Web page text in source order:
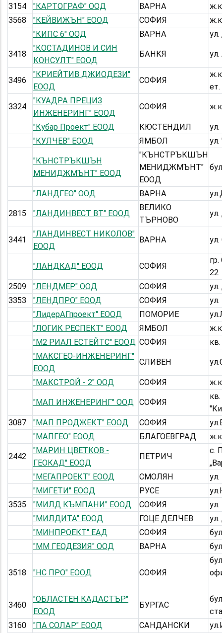
3154 "КАРТОГРАФ" ООД ВАРНА
3568
"КЕЙВИЖЪН" ЕООД СОФИЯ
"КИПС 6" ООД
ВАРНА ул.
3418
"КОСТАДИНОВ И СИН
КОНСУЛТ" ЕООД
БАНКЯ
3496
"КРИЕЙТИВ ДЖИОДЕЗИ"
ЕООД
СОФИЯ
ет.
3324
"КУАДРА ПРЕЦИЗ
ИНЖЕНЕРИНГ" ЕООД
СОФИЯ
"Кубар Проект" ЕООД КЮСТЕНДИЛ
"КУЛЧЕВ" ЕООД
ЯМБОЛ
"КЪНСТРЪКШЪН
МЕНИДЖМЪНТ" ЕООД
"КЪНСТРЪКШЪН
МЕНИДЖМЪНТ"
ЕООД
"ЛАНДГЕО" ООД ВАРНА
2815 "ЛАНДИНВЕСТ ВТ" ЕООД
ВЕЛИКО
ТЪРНОВО
3441
"ЛАНДИНВЕСТ НИКОЛОВ"
ЕООД
ВАРНА
"ЛАНДКАД" ЕООД СОФИЯ
22
2509
"ЛЕНДМЕР" ООД СОФИЯ
ул.
3353
"ЛЕНДПРО" ЕООД СОФИЯ
"ЛидерАГпроект" ЕООД
ПОМОРИЕ
"ЛОГИК РЕСПЕКТ" ЕООД
ЯМБОЛ
"М2 РИАЛ ЕСТЕЙТС" ЕООД СОФИЯ
"МАКСГЕО-ИНЖЕНЕРИНГ"
ЕООД
СЛИВЕН
"МАКСТРОЙ - 2" ООД СОФИЯ
"МАП ИНЖЕНЕРИНГ" ООД СОФИЯ
3087
"МАП ПРОДЖЕКТ" ЕООД СОФИЯ
"МАПГЕО" ЕООД
БЛАГОЕВГРАД
2442
"МАРИН ЦВЕТКОВ -
ГЕОКАД" ЕООД
ПЕТРИЧ
с.
"МЕГАПРОЕКТ" ЕООД
СМОЛЯН
"МИГЕТИ" ЕООД
РУСЕ
3535
"МИЛД КЪМПАНИ" ЕООД СОФИЯ
"МИЛДИТА" ЕООД
ГОЦЕ ДЕЛЧЕВ
"МИНПРОЕКТ" ЕАД
СОФИЯ
"ММ ГЕОДЕЗИЯ" ООД
ВАРНА
3518 "НС ПРО" ЕООД СОФИЯ
3460
"ОБЛАСТЕН КАДАСТЪР"
ЕООД
БУРГАС
3160
"ПА СОЛАР" ЕООД САНДАНСКИ